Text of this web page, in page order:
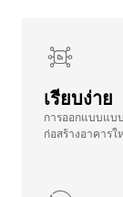
เรียบง่าย
การออกแบบแบ
ก่อสร้างอาคาร